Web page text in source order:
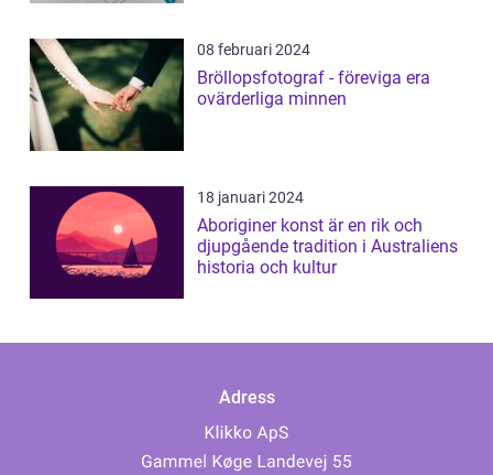
08 februari 2024
Bröllopsfotograf - föreviga era
ovärderliga minnen
18 januari 2024
Aboriginer konst är en rik och
djupgående tradition i Australiens
historia och kultur
Adress